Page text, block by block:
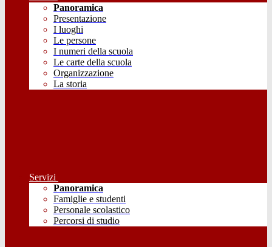
Panoramica
Presentazione
I luoghi
Le persone
I numeri della scuola
Le carte della scuola
Organizzazione
La storia
Servizi
Panoramica
Famiglie e studenti
Personale scolastico
Percorsi di studio